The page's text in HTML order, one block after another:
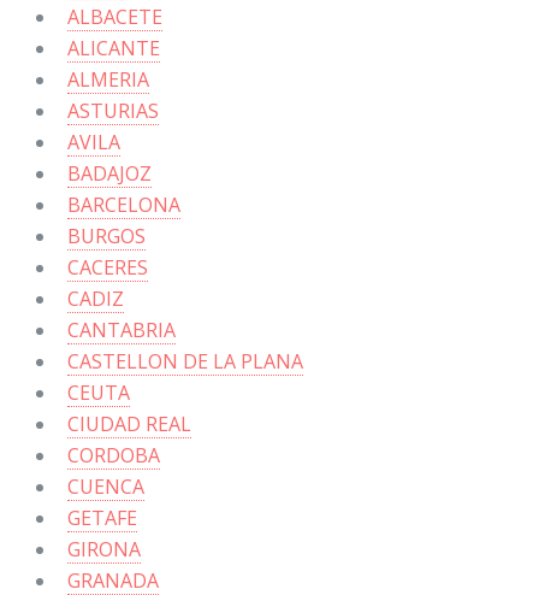
ALBACETE
ALICANTE
ALMERIA
ASTURIAS
AVILA
BADAJOZ
BARCELONA
BURGOS
CACERES
CADIZ
CANTABRIA
CASTELLON DE LA PLANA
CEUTA
CIUDAD REAL
CORDOBA
CUENCA
GETAFE
GIRONA
GRANADA